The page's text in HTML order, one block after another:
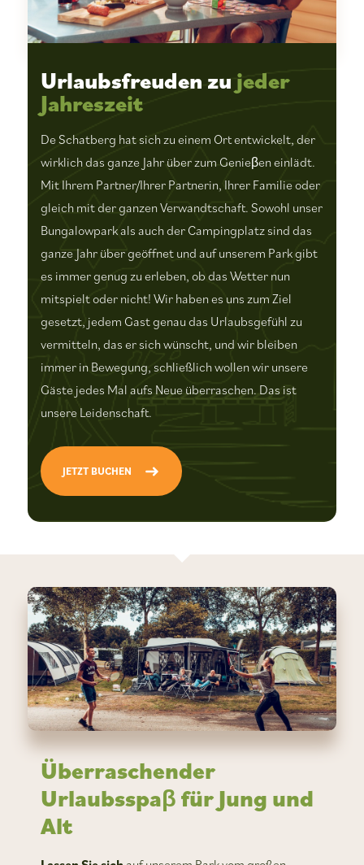
Urlaubsfreuden zu jeder
Jahreszeit
De Schatberg hat sich zu einem Ort entwickelt, der
wirklich das ganze Jahr über zum Genieβen einlädt.
Mit Ihrem Partner/Ihrer Partnerin, Ihrer Familie oder
gleich mit der ganzen Verwandtschaft. Sowohl unser
Bungalowpark als auch der Campingplatz sind das
ganze Jahr über geöffnet und auf unserem Park gibt
es immer genug zu erleben, ob das Wetter nun
mitspielt oder nicht! Wir haben es uns zum Ziel
gesetzt, jedem Gast genau das Urlaubsgefühl zu
vermitteln, das er sich wünscht, und wir bleiben
immer in Bewegung, schließlich wollen wir unsere
Gäste jedes Mal aufs Neue überraschen. Das ist
unsere Leidenschaft.
JETZT BUCHEN
Überraschender
Urlaubsspaβ für Jung und
Alt